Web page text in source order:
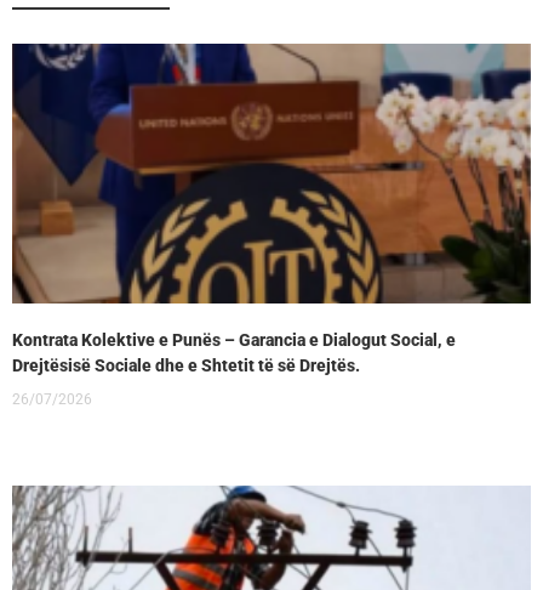
Kontrata Kolektive e Punës – Garancia e Dialogut Social, e
Drejtësisë Sociale dhe e Shtetit të së Drejtës.
26/07/2026